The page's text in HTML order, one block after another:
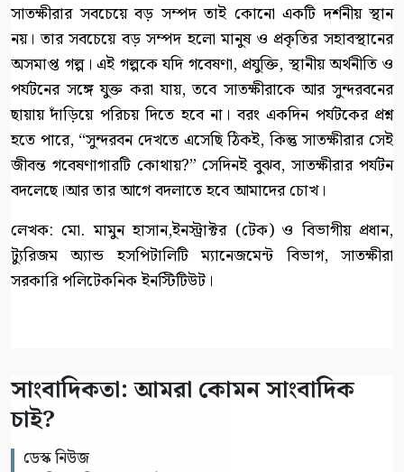
সাতক্ষীরার সবচেয়ে বড় সম্পদ তাই কোনো একটি দর্শনীয় স্থান
নয়। তার সবচেয়ে বড় সম্পদ হলো মানুষ ও প্রকৃতির সহাবস্থানের
অসমাপ্ত গল্প। এই গল্পকে যদি গবেষণা, প্রযুক্তি, স্থানীয় অর্থনীতি ও
পর্যটনের সঙ্গে যুক্ত করা যায়, তবে সাতক্ষীরাকে আর সুন্দরবনের
ছায়ায় দাঁড়িয়ে পরিচয় দিতে হবে না। বরং একদিন পর্যটকের প্রশ্ন
হতে পারে, “সুন্দরবন দেখতে এসেছি ঠিকই, কিন্তু সাতক্ষীরার সেই
জীবন্ত গবেষণাগারটি কোথায়?” সেদিনই বুঝব, সাতক্ষীরার পর্যটন
বদলেছে।আর তার আগে বদলাতে হবে আমাদের চোখ।
লেখক: মো. মামুন হাসান,ইনস্ট্রাক্টর (টেক) ও বিভাগীয় প্রধান,
ট্যুরিজম অ্যান্ড হসপিটালিটি ম্যানেজমেন্ট বিভাগ, সাতক্ষীরা
সরকারি পলিটেকনিক ইনস্টিটিউট।
সাংবাদিকতা: আমরা কোমন সাংবাদিক
চাই?
ডেস্ক নিউজ